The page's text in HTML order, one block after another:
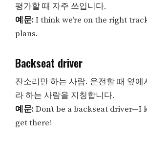
평가할 때 자주 쓰입니다.
예문:I think we’re on the right
plans.
Backseat driver
잔소리만 하는 사람. 운전할 때 옆에
라 하는 사람을 지칭합니다.
예문:Don’t be a backseat driver—I
get there!